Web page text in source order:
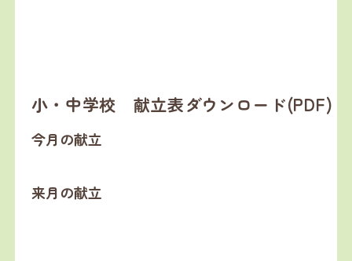
小・中学校 献立表ダウンロード(PDF)
今月の献立
来月の献立